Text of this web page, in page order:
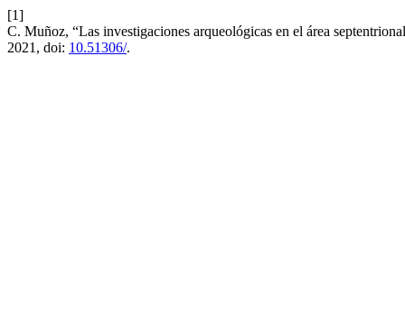
[1]
C. Muñoz, “Las investigaciones arqueológicas en el área
2021, doi: 10.51306/.